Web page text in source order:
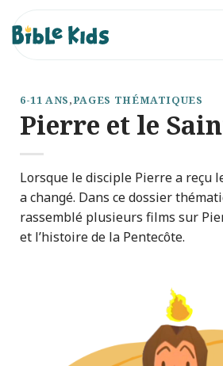
Passer
au
contenu
6-11 ANS,PAGES THÉMATIQUES
Pierre et le
Lorsque le disciple Pierre a reçu
a changé. Dans ce dossier
rassemblé plusieurs films sur
et l’histoire de la Pentecôte.